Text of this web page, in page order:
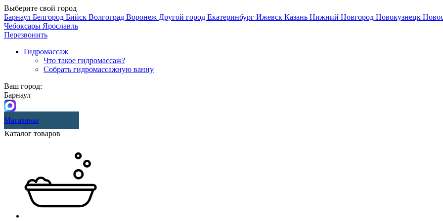
Выберите свой город
Барнаул Белгород Бийск Волгоград Воронеж Другой город Екатеринбург Ижевск Казань Нижний Новгород Новокузнецк
Чебоксары Ярославль
Перезвонить
Гидромассаж
Что такое гидромассаж?
Собрать гидромассажную ванну
Ваш город:
Барнаул
Магазины
Каталог товаров